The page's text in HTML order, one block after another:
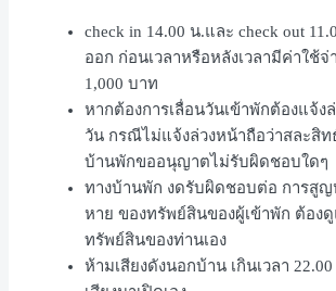
check in 14.00 น.และ check out
ออก ก่อนเวลาหรือหลังเวลามีค่าใช้จ่
1,000 บาท
หากต้องการเลื่อนวันเข้าพักต้องแจ้ง
วัน กรณีไม่แจ้งล่วงหน้าถือว่าสละสิท
บ้านพักขออนุญาตไม่รับผิดชอบใดๆ
ทางบ้านพัก งดรับผิดชอบต่อ การสูญ
หาย ของทรัพย์สินของผู้เข้าพัก ต้อง
ทรัพย์สินของท่านเอง
ห้ามเสียงดังนอกบ้าน เกินเวลา